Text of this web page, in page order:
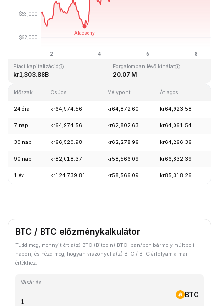
Utolsó frissítés: 2026-08-08, 13:27 GMT+0
kr126,080.00
Piaci kapitalizáció
kr1,303.88B
Forgalomban lévő kínálat
20.07 M
Időszak Csúcs Mélypont Átlagos
24 óra kr64,974.56 kr64,872.60 kr64,923.58
7 nap kr64,974.56 kr62,802.63 kr64,061.54
30 nap kr66,520.98 kr62,278.96 kr64,266.36
90 nap kr82,018.37 kr58,566.09 kr66,832.39
1 év kr124,739.81 kr58,566.09 kr85,318.26
BTC / BTC előzménykalkulátor
Tudd meg, mennyit ért a(z) BTC (Bitcoin) BTC-ban/ben bármely múltbeli
napon, és nézd meg, hogyan viszonyul a(z) BTC / BTC árfolyam a mai
értékhez.
Vásárlás
BTC